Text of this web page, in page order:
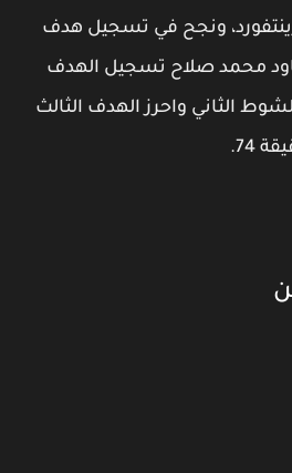
ونجح في تسجيل هدف
39. وعاود محمد صلاح تسجيل الهدف
62 من الشوط الثاني واحرز الهدف الثالث